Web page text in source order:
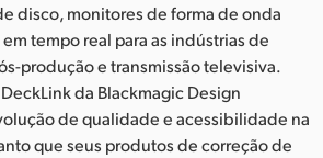
disco, monitores de forma de onda
tempo real para as indústrias de
produção e transmissão televisiva.
da Blackmagic Design
de qualidade e acessibilidade na
que seus produtos de correção de